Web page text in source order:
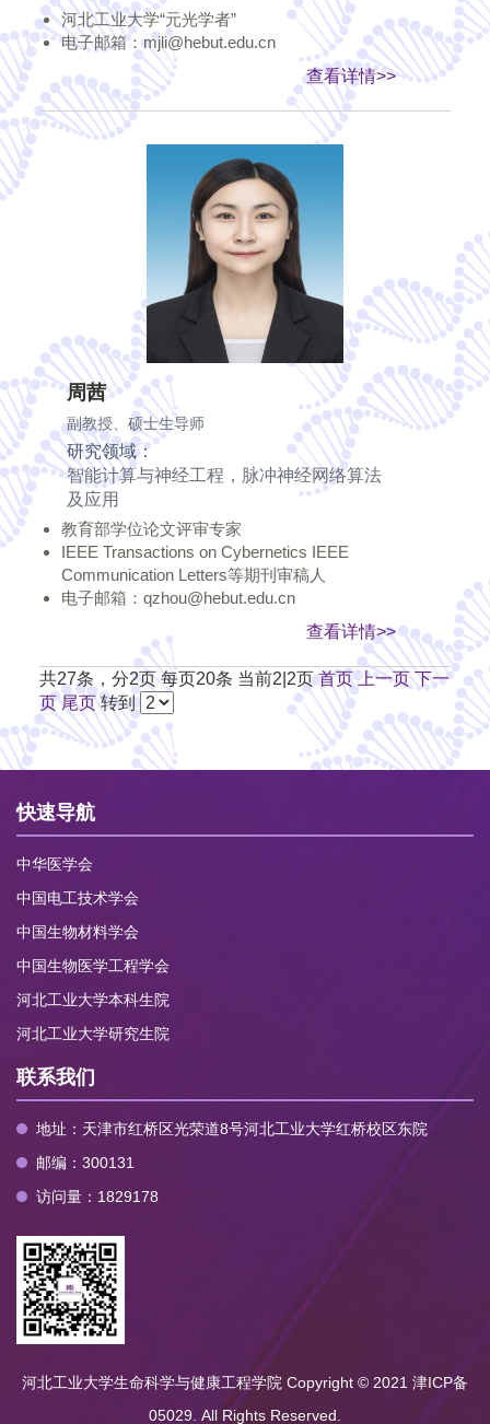
河北工业大学“元光学者”
电子邮箱：mjli@hebut.edu.cn
查看详情>>
周茜
副教授、硕士生导师
研究领域：
智能计算与神经工程，脉冲神经网络算法
及应用
教育部学位论文评审专家
IEEE Transactions on Cybernetics IEEE
Communication Letters等期刊审稿人
电子邮箱：qzhou@hebut.edu.cn
查看详情>>
共27条，分2页 每页20条 当前2|2页首页 上一页 下一
页 尾页转到
快速导航
中华医学会
中国电工技术学会
中国生物材料学会
中国生物医学工程学会
河北工业大学本科生院
河北工业大学研究生院
联系我们
地址：天津市红桥区光荣道8号河北工业大学红桥校区东院
邮编：300131
访问量： 1829178
河北工业大学生命科学与健康工程学院 Copyright © 2021 津ICP备
05029. All Rights Reserved.